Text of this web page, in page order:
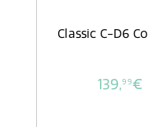
Classic C-D6
139,99€